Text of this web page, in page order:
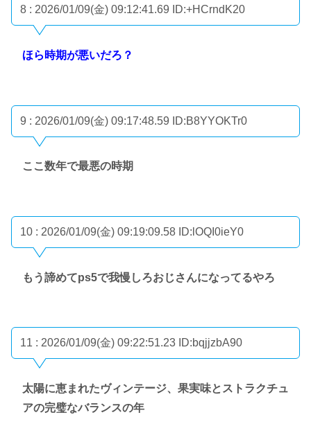
8 : 2026/01/09(金) 09:12:41.69 ID:+HCrndK20
ほら時期が悪いだろ？
9 : 2026/01/09(金) 09:17:48.59 ID:B8YYOKTr0
ここ数年で最悪の時期
10 : 2026/01/09(金) 09:19:09.58 ID:lOQI0ieY0
もう諦めてps5で我慢しろおじさんになってるやろ
11 : 2026/01/09(金) 09:22:51.23 ID:bqjjzbA90
太陽に恵まれたヴィンテージ、果実味とストラクチュ
アの完璧なバランスの年